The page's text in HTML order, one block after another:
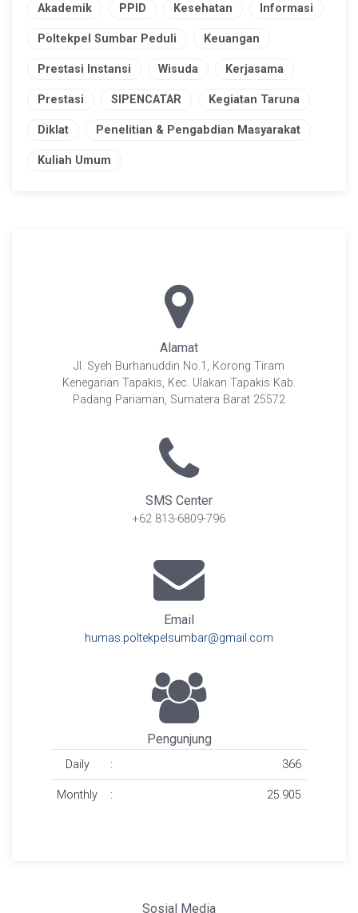
Akademik PPID Kesehatan Informasi
Poltekpel Sumbar Peduli Keuangan
Prestasi Instansi Wisuda Kerjasama
Prestasi SIPENCATAR Kegiatan Taruna
Diklat Penelitian & Pengabdian Masyarakat
Kuliah Umum
Alamat
Jl. Syeh Burhanuddin No.1, Korong Tiram
Kenegarian Tapakis, Kec. Ulakan Tapakis Kab.
Padang Pariaman, Sumatera Barat 25572
SMS Center
+62 813-6809-796
Email
humas.poltekpelsumbar@gmail.com
Pengunjung
Daily : 366
Monthly : 25.905
Sosial Media